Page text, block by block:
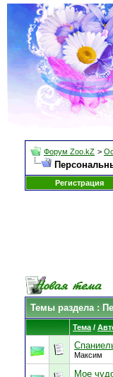
Форум Zoo.kZ >
Регистрация
Темы раздела:
Тема /
Максим
Мое